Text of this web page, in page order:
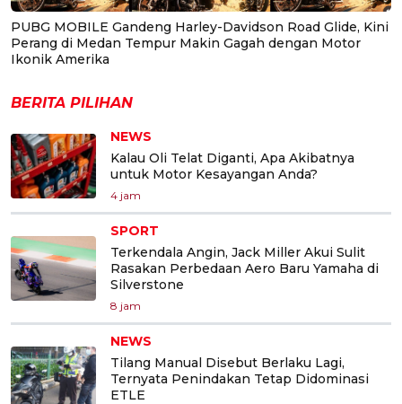
PUBG MOBILE Gandeng Harley-Davidson Road Glide, Kini
Perang di Medan Tempur Makin Gagah dengan Motor
Ikonik Amerika
BERITA PILIHAN
NEWS
Kalau Oli Telat Diganti, Apa Akibatnya
untuk Motor Kesayangan Anda?
4 jam
SPORT
Terkendala Angin, Jack Miller Akui Sulit
Rasakan Perbedaan Aero Baru Yamaha di
Silverstone
8 jam
NEWS
Tilang Manual Disebut Berlaku Lagi,
Ternyata Penindakan Tetap Didominasi
ETLE